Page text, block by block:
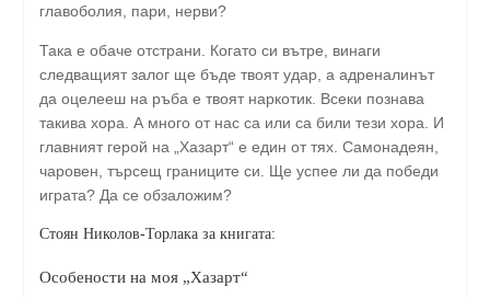
главоболия, пари, нерви?
Така е обаче отстрани. Когато си вътре, винаги
следващият залог ще бъде твоят удар, а адреналинът
да оцелееш на ръба е твоят наркотик. Всеки познава
такива хора. А много от нас са или са били тези хора. И
главният герой на „Хазарт“ е един от тях. Самонадеян,
чаровен, търсещ границите си. Ще успее ли да победи
играта? Да се обзаложим?
Стоян Николов-Торлака за книгата:
Особености на моя „Хазарт“